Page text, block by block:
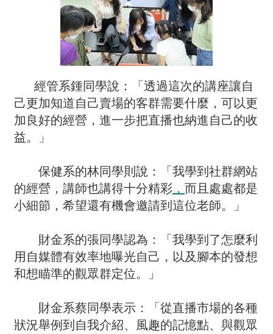
經管系鍾同學說：「透過這次的講座讓自
己更加知道自己賣場的客群需要什麼，可以更
加良好的經營，進一步把直播也納進自己的收
益。」
保健系的林同學則說：「我學到社群網站
的經營，講師也講得十分精彩 ， 而且處處都是
小細節，希望還有機會邀請到這位老師。」
財金系的張同學認為：「我學到了怎麼利
用自媒體有效率地曝光自己，以及腳本的發想
和想瞄準的觀眾群定位。」
財金系蔡同學表示：「從直播市場的各種
狀況舉例到自我介紹、風趣的記憶點、與觀眾